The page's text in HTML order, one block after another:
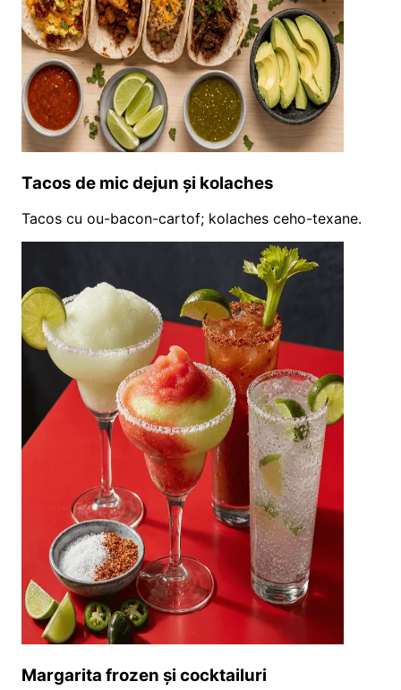
Tacos de mic dejun și kolaches
Tacos cu ou-bacon-cartof; kolaches ceho-texane.
Margarita frozen și cocktailuri